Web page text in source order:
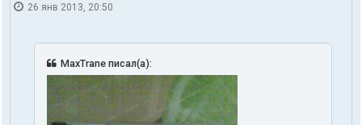
26 янв 2013, 20:50
MaxTrane писал(а):